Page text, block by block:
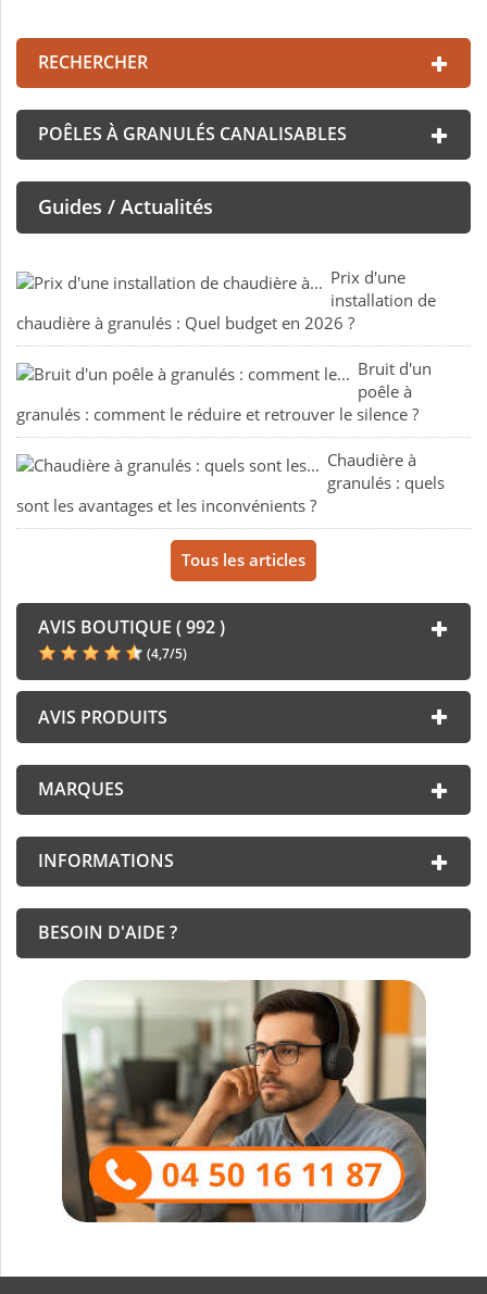
RECHERCHER
POÊLES À GRANULÉS CANALISABLES
Guides / Actualités
Prix d'une
installation de
chaudière à granulés : Quel budget en 2026 ?
Bruit d'un
poêle à
granulés : comment le réduire et retrouver le silence ?
Chaudière à
granulés : quels
sont les avantages et les inconvénients ?
Tous les articles
AVIS BOUTIQUE ( 992 )
(4,7/5)
AVIS PRODUITS
MARQUES
INFORMATIONS
BESOIN D'AIDE ?